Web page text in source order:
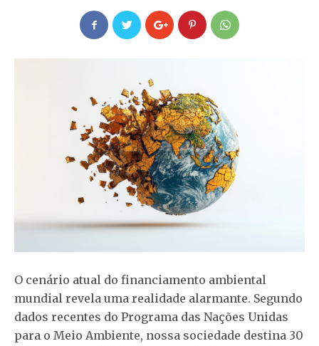
O cenário atual do financiamento ambiental
mundial revela uma realidade alarmante. Segundo
dados recentes do Programa das Nações Unidas
para o Meio Ambiente, nossa sociedade destina 30